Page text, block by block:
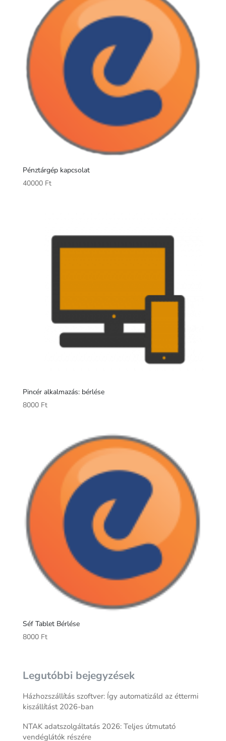
Pénztárgép kapcsolat
40000 Ft
Pincér alkalmazás: bérlése
8000 Ft
Séf Tablet Bérlése
8000 Ft
Legutóbbi bejegyzések
Házhozszállítás szoftver: Így automatizáld az éttermi
kiszállítást 2026-ban
NTAK adatszolgáltatás 2026: Teljes útmutató
vendéglátók részére